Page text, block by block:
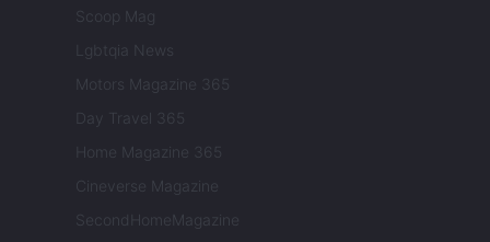
Scoop Mag
Lgbtqia News
Motors Magazine 365
Day Travel 365
Home Magazine 365
Cineverse Magazine
SecondHomeMagazine